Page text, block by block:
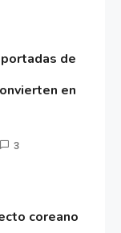
de
en
3
coreano